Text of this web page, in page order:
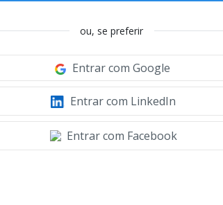
ou, se preferir
Entrar com Google
Entrar com LinkedIn
Entrar com Facebook